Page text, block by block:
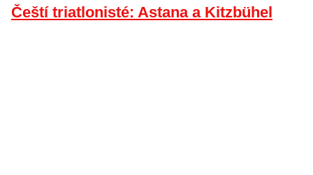
Čeští triatlonisté: Astana a Kitzbühel